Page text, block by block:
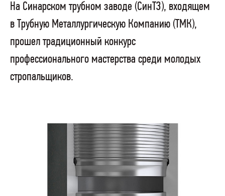
На Синарском трубном заводе (СинТЗ), входящем
в Трубную Металлургическую Компанию (ТМК),
прошел традиционный конкурс
профессионального мастерства среди молодых
стропальщиков.